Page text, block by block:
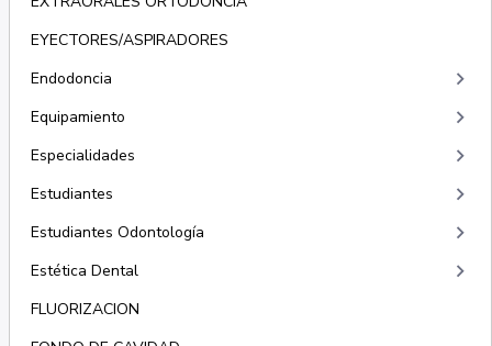
EYECTORES/ASPIRADORES
Endodoncia
keyboard_arrow_right
Equipamiento keyboard_arrow_right
Especialidades keyboard_arrow_right
Estudiantes keyboard_arrow_right
Estudiantes Odontología keyboard_arrow_right
Estética Dental keyboard_arrow_right
FLUORIZACION